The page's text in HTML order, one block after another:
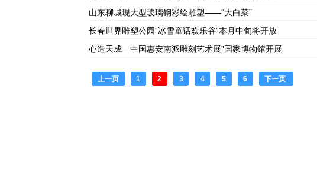
山东聊城现大型玻璃钢彩绘雕塑——“大白菜”
长春世界雕塑公园“冰雪童话欢乐谷”本月中旬将开放
心造天成—中国惠安南派雕刻艺术展”国家博物馆开展
上一页 1 2 3 4 5 6 下一页